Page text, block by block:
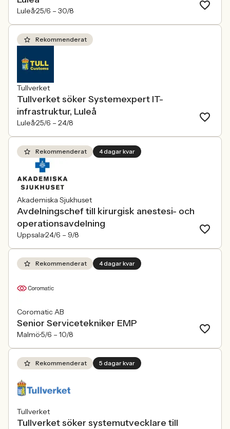
Luleå25/6 – 30/8
Rekommenderat
Tullverket
Tullverket söker Systemexpert IT-
infrastruktur, Luleå
Luleå25/6 – 24/8
Rekommenderat 4 dagar kvar
Akademiska Sjukhuset
Avdelningschef till kirurgisk anestesi- och
operationsavdelning
Uppsala24/6 – 9/8
Rekommenderat 4 dagar kvar
Coromatic AB
Senior Servicetekniker EMP
Malmö5/6 – 10/8
Rekommenderat 5 dagar kvar
Tullverket
Tullverket söker systemutvecklare till